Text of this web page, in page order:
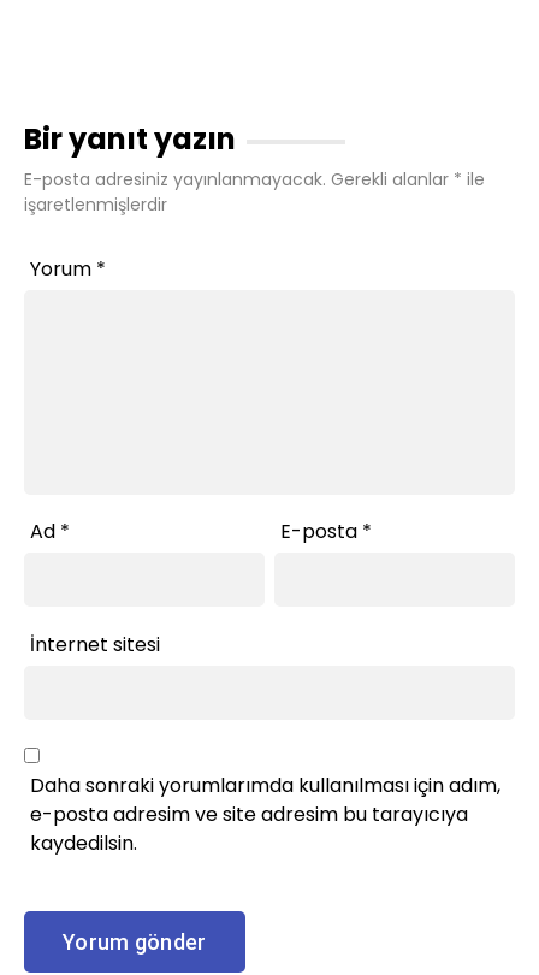
Bir yanıt yazın
E-posta adresiniz yayınlanmayacak. Gerekli alanlar * ile
işaretlenmişlerdir
Yorum *
Ad * E-posta *
İnternet sitesi
Daha sonraki yorumlarımda kullanılması için adım,
e-posta adresim ve site adresim bu tarayıcıya
kaydedilsin.